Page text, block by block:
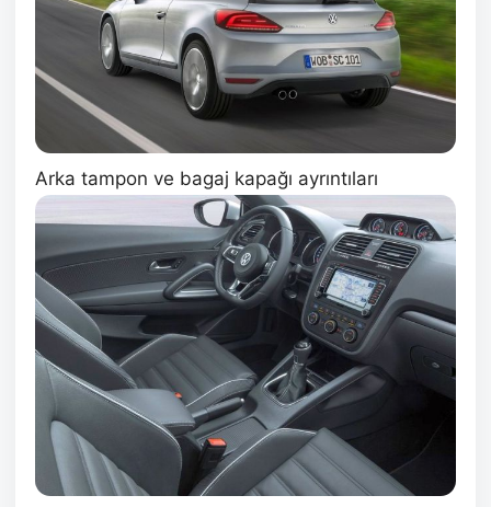
Arka tampon ve bagaj kapağı ayrıntıları